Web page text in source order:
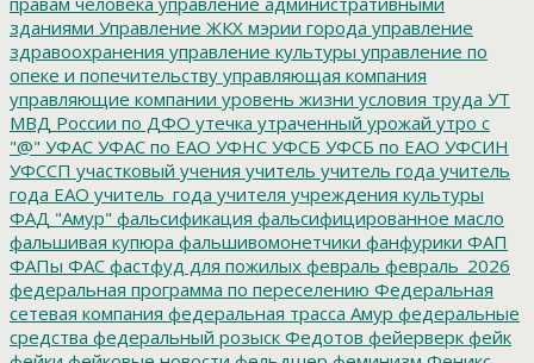
зданиями Управление ЖКХ мэрии города управление
здравоохранения управление культуры управление по
опеке и попечительству управляющая компания
управляющие компании уровень жизни условия труда УТ
МВД России по ДФО утечка утраченный урожай утро с
"@" УФАС УФАС по ЕАО УФНС УФСБ УФСБ по ЕАО УФСИН
УФССП участковый учения учитель учитель года учитель
года ЕАО учитель_года учителя учреждения культуры
ФАД "Амур" фальсификация фальсифицированное масло
фальшивая купюра фальшивомонетчики фанфурики ФАП
ФАПы ФАС фастфуд для пожилых февраль февраль_2026
федеральная программа по переселению Федеральная
сетевая компания федеральная трасса Амур федеральные
средства федеральный розыск Федотов фейерверк фейк